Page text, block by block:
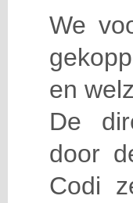
We
en
De
door
Codi